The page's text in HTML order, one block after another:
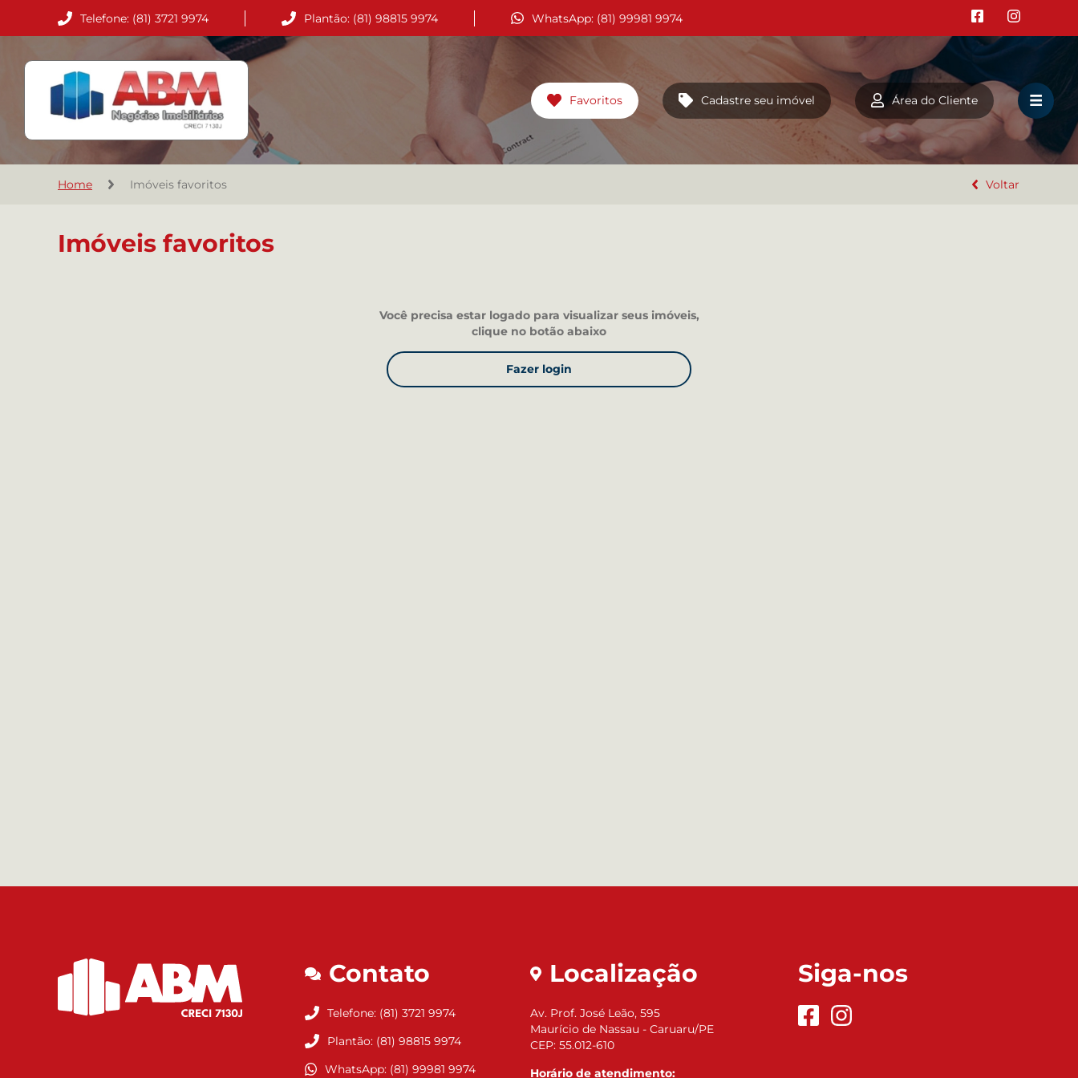
Telefone: (81) 3721 9974 Plantão: (81) 98815 9974 WhatsApp: (81) 99981 9974
Favoritos Cadastre seu imóvel
Área do Cliente
HOME
VENDA
Home Imóveis favoritos Voltar
Imóveis favoritos
Você precisa estar logado para visualizar seus imóveis,
clique no botão abaixo
Fazer login
Contato
Telefone: (81) 3721 9974
Plantão: (81) 98815 9974
WhatsApp: (81) 99981 9974
Localização
Av. Prof. José Leão, 595
Maurício de Nassau - Caruaru/PE
CEP: 55.012-610
Horário de atendimento:
Siga-nos